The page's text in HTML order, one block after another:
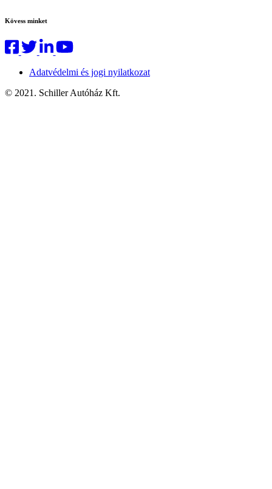
Kövess minket
Adatvédelmi és jogi nyilatkozat
© 2021. Schiller Autóház Kft.